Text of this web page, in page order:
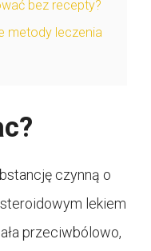
bez recepty?
metody leczenia
czynną o
lekiem
przeciwbólowo,